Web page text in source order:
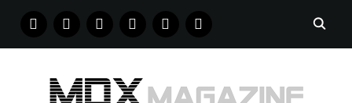
FACEBOOKINSTAGRAM
YOUTUBE PINTERESTTUMBLR